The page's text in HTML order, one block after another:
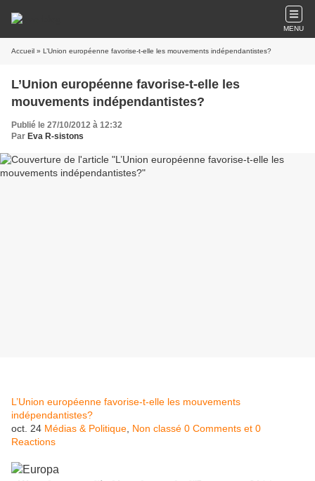
MENU
Accueil » L’Union européenne favorise-t-elle les mouvements indépendantistes?
L’Union européenne favorise-t-elle les
mouvements indépendantistes?
Publié le 27/10/2012 à 12:32
Par Eva R-sistons
L’Union européenne favorise-t-elle les mouvements
indépendantistes?
oct. 24 Médias & Politique Non classé 0 Comments et 0
Reactions